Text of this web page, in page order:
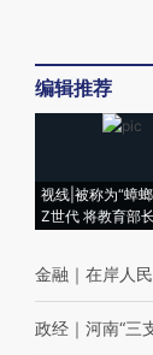
编辑推荐
视线|被称为“蟑
Z世代 将教育部
金融 ｜ 在岸人
政经 ｜ 河南“三